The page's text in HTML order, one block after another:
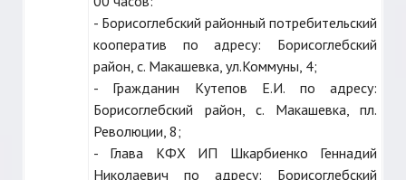
- Борисоглебский районный потребительский
кооператив по адресу: Борисоглебский
район, с. Макашевка, ул.Коммуны, 4;
- Гражданин Кутепов Е.И. по адресу:
Борисоглебский район, с. Макашевка, пл.
Революции, 8;
- Глава КФХ ИП Шкарбиенко Геннадий
Николаевич по адресу: Борисоглебский